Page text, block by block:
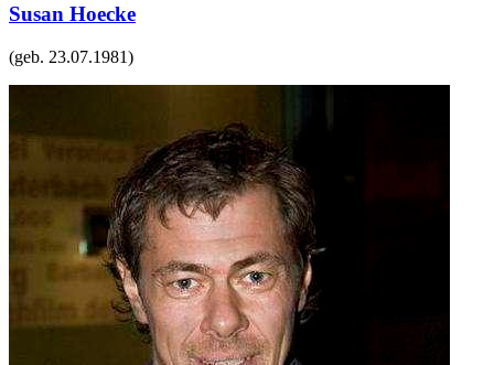
Susan Hoecke
(geb. 23.07.1981)